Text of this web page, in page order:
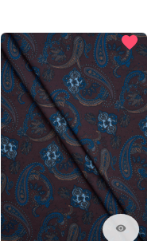
visibility
favorite